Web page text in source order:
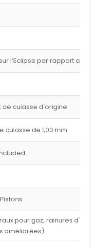
l’Eclipse par rapport au
de culasse d'origine
culasse de 1,00 mm
pour gaz, rainures
améliorées)